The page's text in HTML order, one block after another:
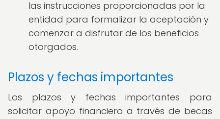
las instrucciones proporcionadas por la
entidad para formalizar la aceptación y
comenzar a disfrutar de los beneficios
otorgados.
Plazos y fechas importantes
Los plazos y fechas importantes para
solicitar apoyo financiero a través de becas